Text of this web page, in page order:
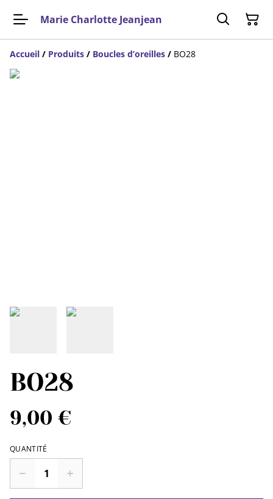
Marie Charlotte Jeanjean
Accueil / Produits / Boucles d’oreilles / BO28
BO28
9,00 €
QUANTITÉ